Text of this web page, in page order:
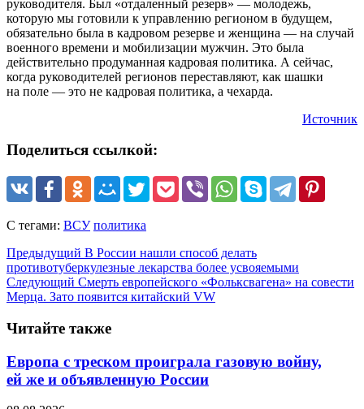
руководителя. Был «отдаленный резерв» — молодежь,
которую мы готовили к управлению регионом в будущем,
обязательно была в кадровом резерве и женщина — на случай
военного времени и мобилизации мужчин. Это была
действительно продуманная кадровая политика. А сейчас,
когда руководителей регионов переставляют, как шашки
на поле — это не кадровая политика, а чехарда.
Источник
Поделиться ссылкой:
С тегами: ВСУ политика
Предыдущий В России нашли способ делать
противотуберкулезные лекарства более усвояемыми
Следующий Смерть европейского «Фольксвагена» на совести
Мерца. Зато появится китайский VW
Читайте также
Европа с треском проиграла газовую войну,
ей же и объявленную России